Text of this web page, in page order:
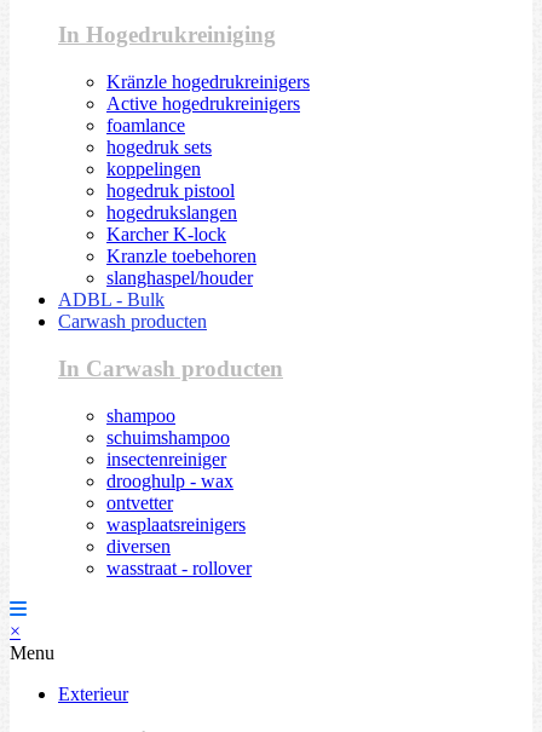
In Hogedrukreiniging
Kränzle hogedrukreinigers
Active hogedrukreinigers
foamlance
hogedruk sets
koppelingen
hogedruk pistool
hogedrukslangen
Karcher K-lock
Kranzle toebehoren
slanghaspel/houder
ADBL - Bulk
Carwash producten
In Carwash producten
shampoo
schuimshampoo
insectenreiniger
drooghulp - wax
ontvetter
wasplaatsreinigers
diversen
wasstraat - rollover
×
Menu
Exterieur